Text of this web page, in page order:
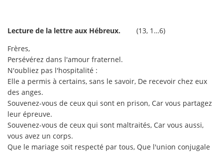
Lecture de la lettre aux Hébreux. (13, 1…6)
Frères,
Persévérez dans l'amour fraternel.
N'oubliez pas l'hospitalité :
Elle a permis à certains, sans le savoir, De recevoir chez eux
des anges.
Souvenez-vous de ceux qui sont en prison, Car vous partagez
leur épreuve.
Souvenez-vous de ceux qui sont maltraités, Car vous aussi,
vous avez un corps.
Que le mariage soit respecté par tous, Que l'union conjugale